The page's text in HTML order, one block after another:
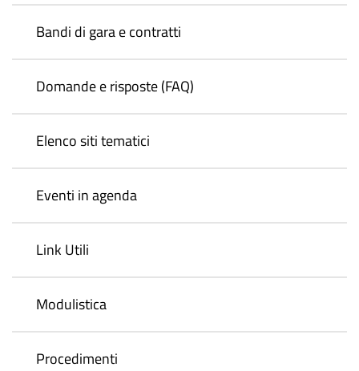
Bandi di gara e contratti
Domande e risposte (FAQ)
Elenco siti tematici
Eventi in agenda
Link Utili
Modulistica
Procedimenti